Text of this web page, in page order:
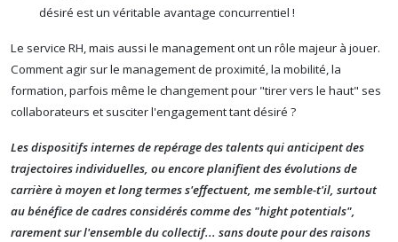
désiré est un véritable avantage concurrentiel !
Le service RH, mais aussi le management ont un rôle majeur à jouer.
Comment agir sur le management de proximité, la mobilité, la
formation, parfois même le changement pour "tirer vers le haut" ses
collaborateurs et susciter l'engagement tant désiré ?
Les dispositifs internes de repérage des talents qui anticipent des
trajectoires individuelles, ou encore planifient des évolutions de
carrière à moyen et long termes s'effectuent, me semble-t'il, surtout
au bénéfice de cadres considérés comme des "hight potentials",
rarement sur l'ensemble du collectif... sans doute pour des raisons